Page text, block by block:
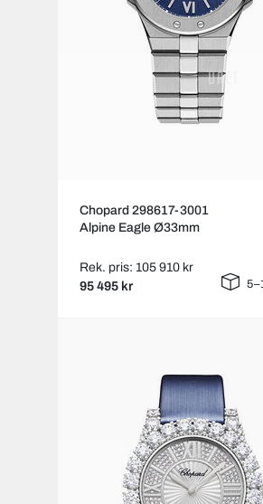
Chopard 298617-3001
Alpine Eagle Ø33mm
Rek. pris: 105 910 kr
95 495 kr